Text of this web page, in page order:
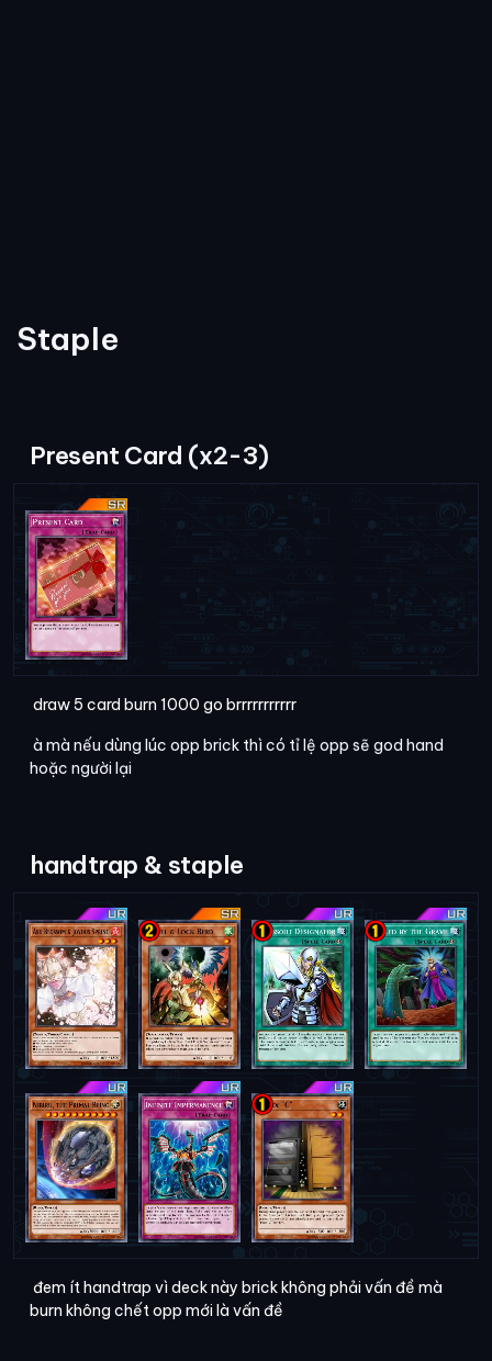
Staple
Present Card (x2-3)
draw 5 card burn 1000 go brrrrrrrrrrr
à mà nếu dùng lúc opp brick thì có tỉ lệ opp sẽ god hand
hoặc người lại
handtrap & staple
đem ít handtrap vì deck này brick không phải vấn đề mà
burn không chết opp mới là vấn đề